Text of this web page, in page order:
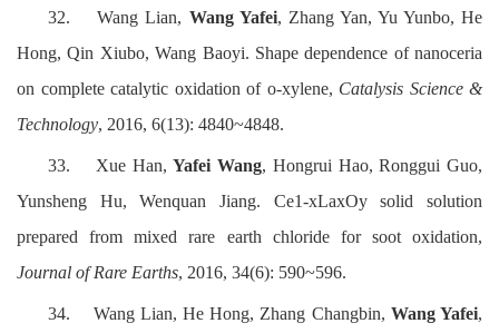
32. Wang Lian, Wang Yafei, Zhang Yan, Yu Yunbo, He
Hong, Qin Xiubo, Wang Baoyi. Shape dependence of nanoceria
on complete catalytic oxidation of o-xylene, Catalysis Science &
Technology, 2016, 6(13): 4840~4848.
33. Xue Han,Yafei Wang, Hongrui Hao, Ronggui Guo,
Yunsheng Hu, Wenquan Jiang. Ce1-xLaxOy solid solution
prepared from mixed rare earth chloride for soot oxidation,
Journal of Rare Earths, 2016, 34(6): 590~596.
34. Wang Lian, He Hong, Zhang Changbin, Wang Yafei,